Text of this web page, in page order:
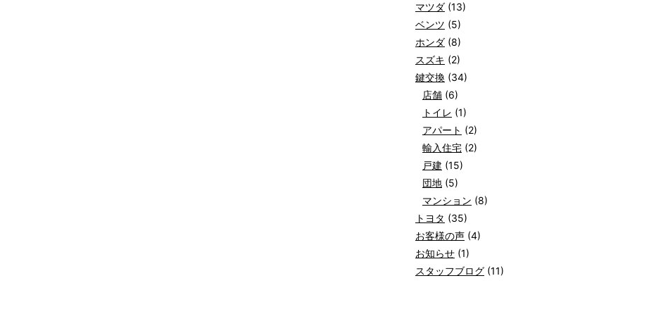
マツダ (13)
ベンツ (5)
ホンダ (8)
スズキ (2)
鍵交換 (34)
店舗 (6)
トイレ (1)
アパート (2)
輸入住宅 (2)
戸建 (15)
団地 (5)
マンション (8)
トヨタ (35)
お客様の声 (4)
お知らせ (1)
スタッフブログ (11)